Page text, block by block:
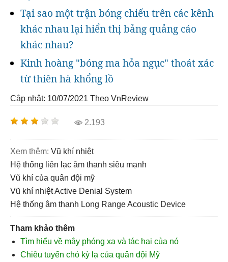
Tại sao một trận bóng chiếu trên các kênh
khác nhau lại hiển thị bảng quảng cáo
khác nhau?
Kinh hoàng "bóng ma hỏa ngục" thoát xác
từ thiên hà khổng lồ
Cập nhật: 10/07/2021 Theo VnReview
2.193
Xem thêm:
vũ khí nhiệt
hệ thống liên lạc âm thanh siêu mạnh
vũ khí của quân đội mỹ
vũ khí nhiệt Active Denial System
hệ thống âm thanh Long Range Acoustic Device
Tham khảo thêm
Tìm hiểu về mây phóng xạ và tác hại của nó
Chiêu tuyển chó kỳ lạ của quân đội Mỹ